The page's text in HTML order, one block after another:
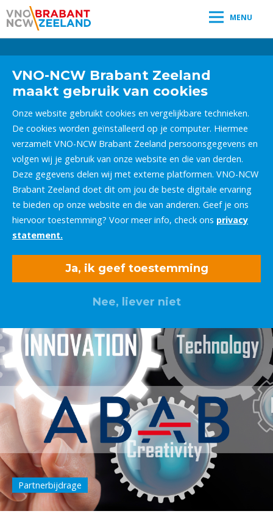
MENU
VNO-NCW Brabant Zeeland
maakt gebruik van cookies
Onze website gebruikt cookies en vergelijkbare technieken.
De cookies worden geïnstalleerd op je computer. Hiermee
verzamelt VNO-NCW Brabant Zeeland persoonsgegevens en
volgen wij je gebruik van onze website en die van derden.
Deze gegevens delen wij met externe platformen. VNO-NCW
Brabant Zeeland doet dit om jou de beste digitale ervaring
te bieden op onze website en die van anderen. Geef je ons
hiervoor toestemming? Voor meer info, check ons privacy
statement.
Ja, ik geef toestemming
Nee, liever niet
Partnerbijdrage